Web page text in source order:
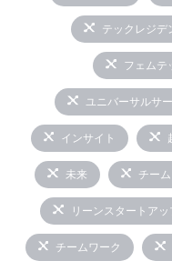
テックレジデ
フェムテ
ユニバーサルサ
インサイト
未来 チー
リーンスタートアッ
チームワーク